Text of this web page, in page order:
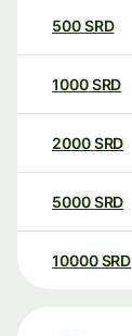
500SRD
1000SRD
2000SRD
5000SRD
10000 SRD